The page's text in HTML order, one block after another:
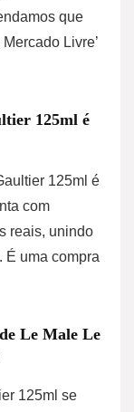
que
Livre’
125ml é
125ml é
com
reais, unindo
É uma compra
Le Male Le
125ml se